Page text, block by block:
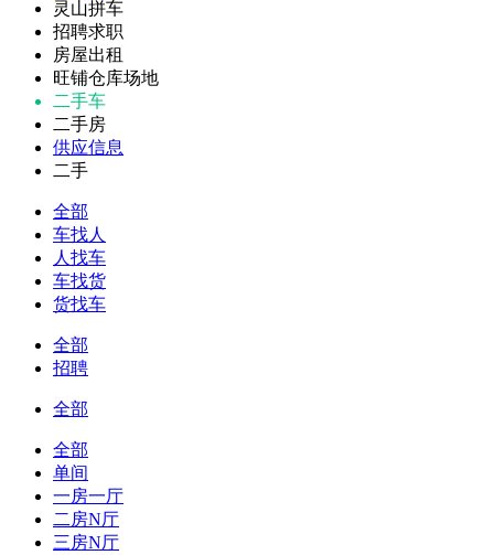
灵山拼车
招聘求职
房屋出租
旺铺仓库场地
二手车
二手房
供应信息
二手
全部
车找人
人找车
车找货
货找车
全部
招聘
全部
全部
单间
一房一厅
二房N厅
三房N厅